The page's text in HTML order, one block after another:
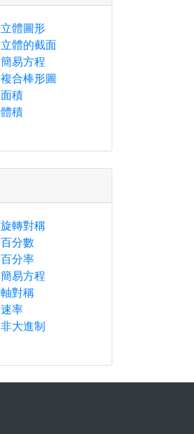
立體圖形
立體的截面
簡易方程
複合棒形圖
面積
體積
旋轉對稱
百分數
百分率
簡易方程
軸對稱
速率
非大進制